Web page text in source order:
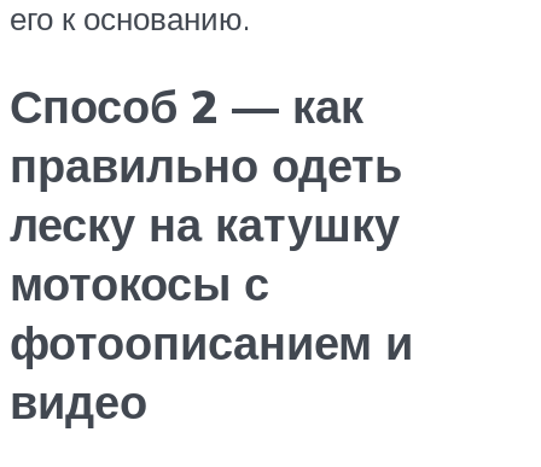
его к основанию.
Способ 2 — как
правильно одеть
леску на катушку
мотокосы с
фотоописанием и
видео